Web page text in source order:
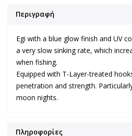
Περιγραφή
Egi with a blue glow finish and UV
a very slow sinking rate, which
when fishing.
Equipped with T-Layer-treated
penetration and strength.
moon nights.
Πληροφορίες